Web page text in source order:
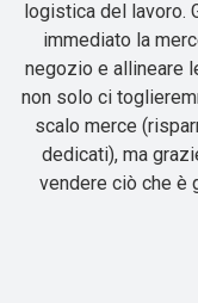
logistica del lavoro.
immediato la
negozio e allineare
non solo ci
scalo merce
dedicati), ma
vendere ciò che è